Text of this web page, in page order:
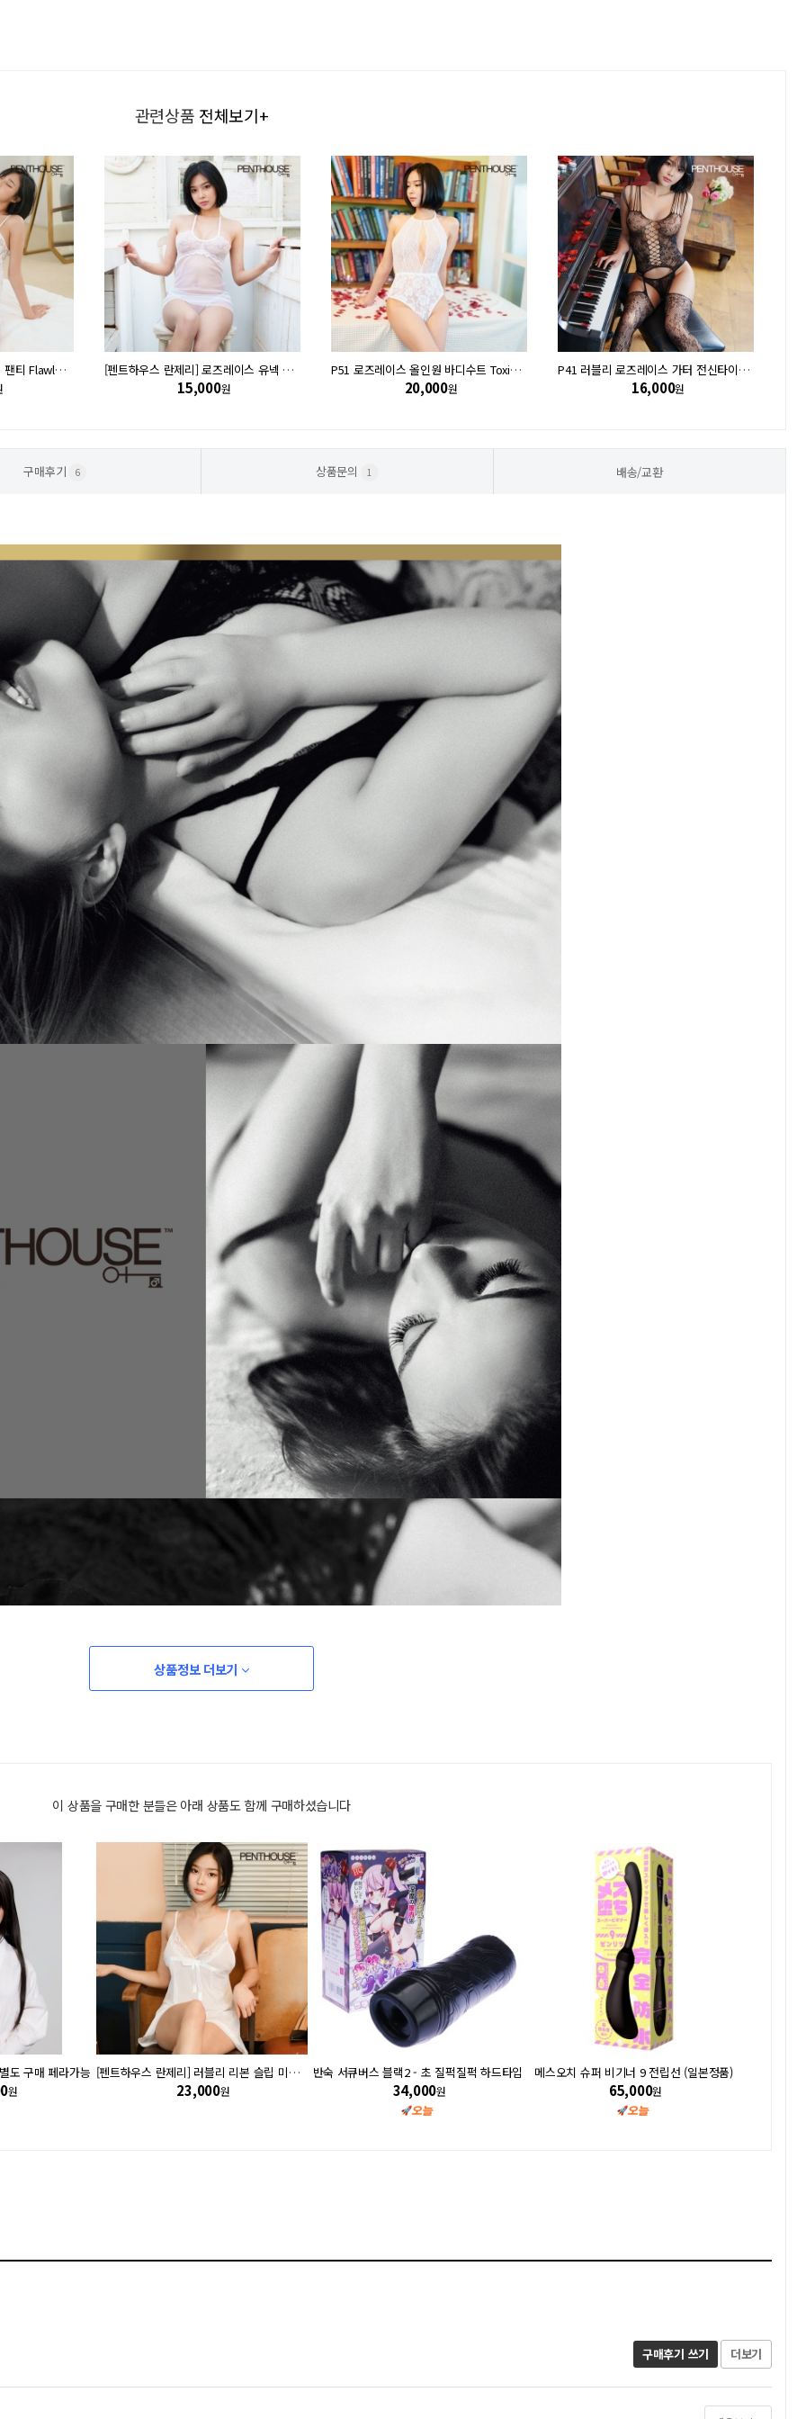
관련상품 전체보기+
P08 로즈레이스 프릴 나시 팬티 Flawless Love [펜트하우스 란제리] 로즈레이스 유넥 홀터 드레스 All yours (P02)
15,000원
P51 로즈레이스 올인원 바디수트 Toxic powder
20,000원
P41 러블리 로즈레이스 가터 전신타이즈 Love bud
16,000원
구매후기 6 상품문의 1 배송/교환
상품정보 더보기
이 상품을 구매한 분들은 아래 상품도 함께 구매하셨습니다
도 구매 페라가능
원
[펜트하우스 란제리] 러블리 리본 슬립 미니드레스 Casual seduction (P05)
23,000원
반숙 서큐버스 블랙2 - 초 질퍽질퍽 하드타입
34,000원
메스오치 슈퍼 비기너 9 전립선 (일본정품)
65,000원
구매후기 쓰기 더보기